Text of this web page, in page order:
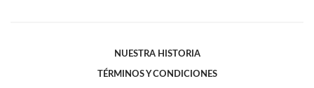
NUESTRA HISTORIA
TÉRMINOS Y CONDICIONES